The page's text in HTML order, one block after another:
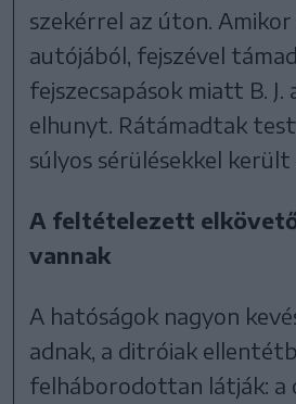
szekérrel az úton. Amikor
autójából, fejszével
fejszecsapások miatt B. J.
elhunyt. Rátámadtak
súlyos sérülésekkel került
A feltételezett
vannak
A hatóságok nagyon
adnak, a ditróiak
felháborodottan látják: a